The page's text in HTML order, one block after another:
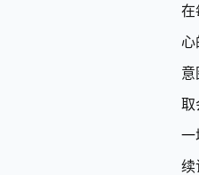
在
心
意
取
一
续